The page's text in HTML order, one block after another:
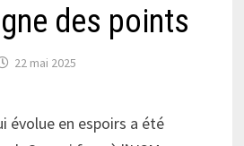
des points
22 mai 2025
évolue en espoirs a été